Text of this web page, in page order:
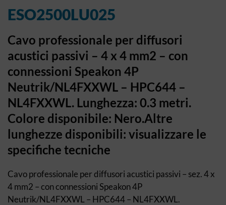
ESO2500LU025
Cavo professionale per diffusori
acustici passivi – 4 x 4 mm2 – con
connessioni Speakon 4P
Neutrik/NL4FXXWL – HPC644 –
NL4FXXWL. Lunghezza: 0.3 metri.
Colore disponibile: Nero.Altre
lunghezze disponibili: visualizzare le
specifiche tecniche
Cavo professionale per diffusori acustici passivi – sez. 4 x
4 mm2 – con connessioni Speakon 4P
Neutrik/NL4FXXWL – HPC644 – NL4FXXWL.